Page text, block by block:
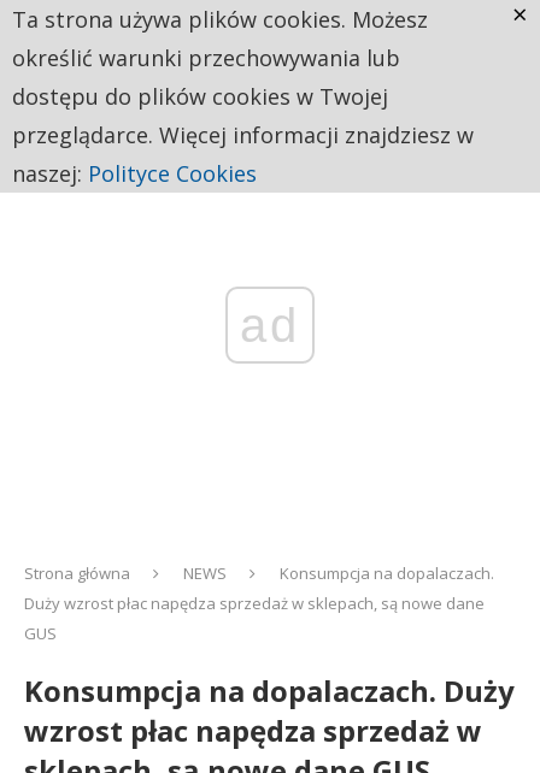
ad
Strona główna NEWS
Konsumpcja na dopalaczach.
Duży wzrost płac napędza sprzedaż w sklepach, są nowe dane
GUS
Konsumpcja na dopalaczach. Duży
wzrost płac napędza sprzedaż w
Ta strona używa plików cookies. Możesz
określić warunki przechowywania lub
dostępu do plików cookies w Twojej
przeglądarce. Więcej informacji znajdziesz w
naszej: Polityce Cookies
×